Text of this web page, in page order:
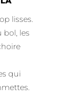
lisses.
bol, les
qui